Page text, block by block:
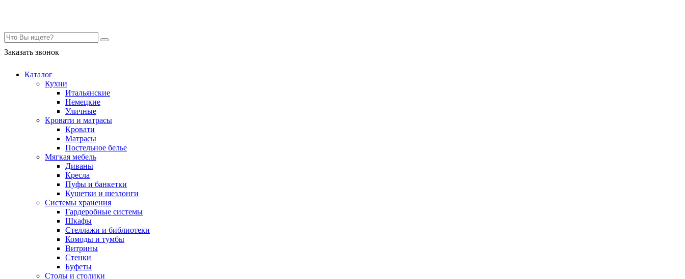
Заказать звонок
Каталог
Кухни
Итальянские
Немецкие
Уличные
Кровати и матрасы
Кровати
Матрасы
Постельное белье
Мягкая мебель
Диваны
Кресла
Пуфы и банкетки
Кушетки и шезлонги
Системы хранения
Гардеробные системы
Шкафы
Стеллажи и библиотеки
Комоды и тумбы
Витрины
Стенки
Буфеты
Столы и столики